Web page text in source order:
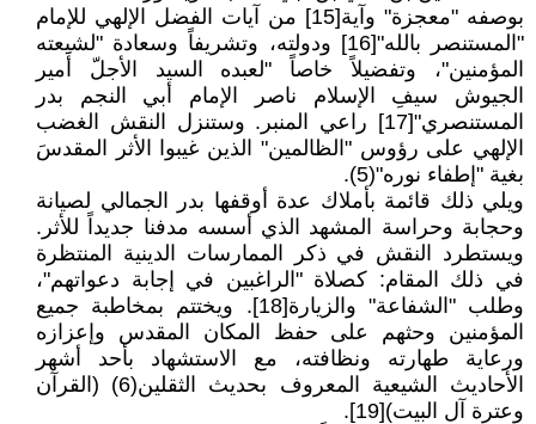
بوصفه "معجزة" وآية[15] من آيات الفضل الإلهي للإمام
"المستنصر بالله"[16] ودولته، وتشريفاً وسعادة "لشيعته
المؤمنين"، وتفضيلاً خاصاً "لعبده السيد الأجلّ أَمير
الجيوش سيفِ الإسلام ناصر الإمام أبي النجم بدر
المستنصري"[17] راعي المنبر. وستنزل النقش الغضب
الإلهي على رؤوس "الظالمين" الذين غيبوا الأثر المقدسَ
بغية "إطفاء نوره"(5).
ويلي ذلك قائمة بأملاك عدة أوقفها بدر الجمالي لصيانة
وحجابة وحراسة المشهد الذي أسسه مدفنا جديداً للأثر.
ويستطرد النقش في ذكر الممارسات الدينية المنتظرة
في ذلك المقام: كصلاة "الراغبين في إجابة دعواتهم"،
وطلب "الشفاعة" والزيارة[18]. ويختتم بمخاطبة جميع
المؤمنين وحثهم على حفظ المكان المقدس وإعزازه
ورعاية طهارته ونظافته، مع الاستشهاد بأحد أشهر
الأحاديث الشيعية المعروف بحديث الثقلين(6) (القرآن
وعترة آل البيت)[19].